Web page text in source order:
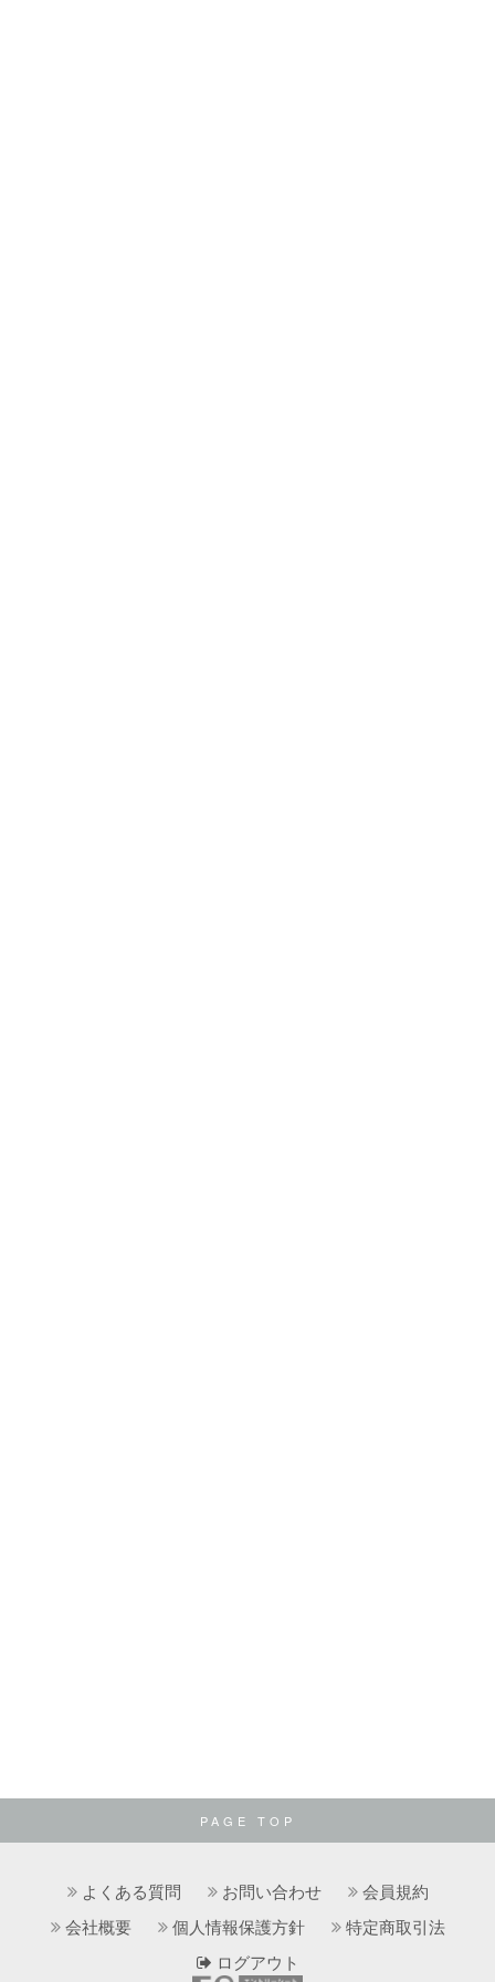
PAGE TOP
よくある質問 お問い合わせ
会員規約
会社概要
個人情報保護方針
特定商取引法
ログアウト